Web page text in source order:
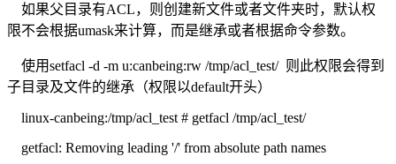
如果父目录有ACL，则创建新文件或者文件夹时，默认权
限不会根据umask来计算，而是继承或者根据命令参数。
使用setfacl -d -m u:canbeing:rw /tmp/acl_test/ 则此权限会得到
子目录及文件的继承（权限以default开头）
linux-canbeing:/tmp/acl_test # getfacl /tmp/acl_test/
getfacl: Removing leading '/' from absolute path names